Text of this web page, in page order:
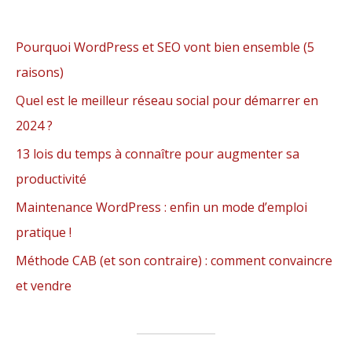
Pourquoi WordPress et SEO vont bien ensemble (5
raisons)
Quel est le meilleur réseau social pour démarrer en
2024 ?
13 lois du temps à connaître pour augmenter sa
productivité
Maintenance WordPress : enfin un mode d’emploi
pratique !
Méthode CAB (et son contraire) : comment convaincre
et vendre